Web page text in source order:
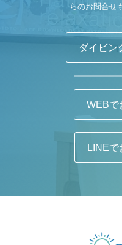
らのお問合せ
ダイビン
WEBで
LINE